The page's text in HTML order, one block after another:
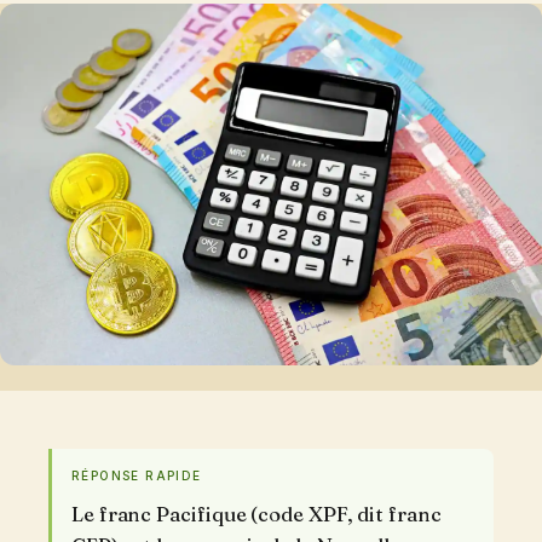
RÉPONSE RAPIDE
Le franc Pacifique (code XPF, dit franc